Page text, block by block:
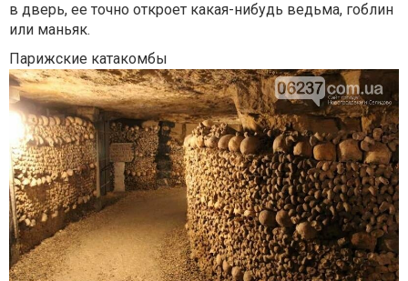
в дверь, ее точно откроет какая-нибудь ведьма, гоблин
или маньяк.
Парижские катакомбы